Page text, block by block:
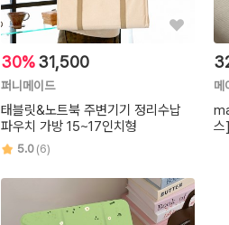
30%31,500
퍼니메이드
태블릿&노트북 주변기기 정리수납
파우치 가방 15~17인치형
5.0 (6)
메
스]